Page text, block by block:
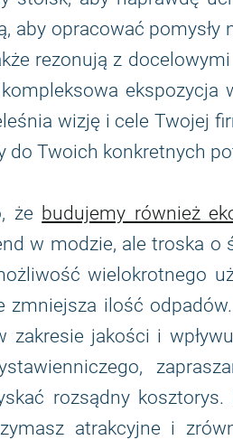
aby opracować
rezonują z
ekspozycja
wizję i cele Twojej
Twoich konkretnych
że budujemy również
w modzie, ale troska o
wielokrotnego
ilość
zakresie jakości i
rozsądny
atrakcyjne i